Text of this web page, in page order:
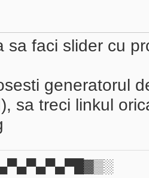
sa faci slider cu
generatorul
sa treci linkul